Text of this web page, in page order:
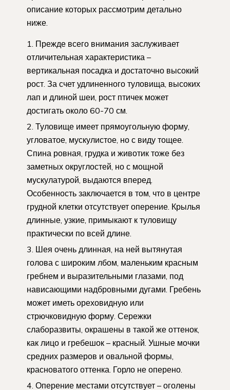
описание которых рассмотрим детально
ниже.
Прежде всего внимания заслуживает
отличительная характеристика –
вертикальная посадка и достаточно высокий
рост. За счет удлиненного туловища, высоких
лап и длиной шеи, рост птичек может
достигать около 60-70 см.
Туловище имеет прямоугольную форму,
угловатое, мускулистое, но с виду тощее.
Спина ровная, грудка и животик тоже без
заметных округлостей, но с мощной
мускулатурой, выдаются вперед.
Особенность заключается в том, что в центре
грудной клетки отсутствует оперение. Крылья
длинные, узкие, примыкают к туловищу
практически по всей длине.
Шея очень длинная, на ней вытянутая
голова с широким лбом, маленьким красным
гребнем и выразительными глазами, под
нависающими надбровными дугами. Гребень
может иметь ореховидную или
стрючковидную форму. Сережки
слаборазвиты, окрашены в такой же оттенок,
как лицо и гребешок – красный. Ушные мочки
средних размеров и овальной формы,
красноватого оттенка. Горло не оперено.
Оперение местами отсутствует – оголены